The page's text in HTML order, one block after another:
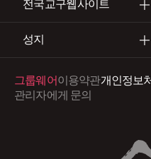
전국교구웹사이트
성지
그룹웨어이용약관개인정보
관리자에게 문의